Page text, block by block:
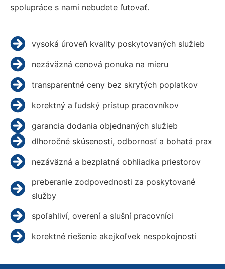
spolupráce s nami nebudete ľutovať.
vysoká úroveň kvality poskytovaných služieb
nezáväzná cenová ponuka na mieru
transparentné ceny bez skrytých poplatkov
korektný a ľudský prístup pracovníkov
garancia dodania objednaných služieb
dlhoročné skúsenosti, odbornosť a bohatá prax
nezáväzná a bezplatná obhliadka priestorov
preberanie zodpovednosti za poskytované
služby
spoľahliví, overení a slušní pracovníci
korektné riešenie akejkoľvek nespokojnosti